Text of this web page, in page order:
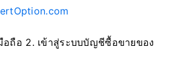
ถือ 2. เข้าสู่ระบบบัญชีซื้อขายของ